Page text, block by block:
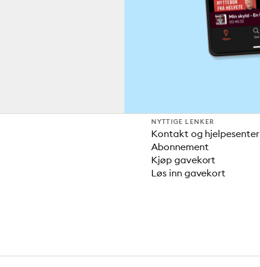
NYTTIGE LENKER
Kontakt og hjelpesenter
Abonnement
Kjøp gavekort
Løs inn gavekort